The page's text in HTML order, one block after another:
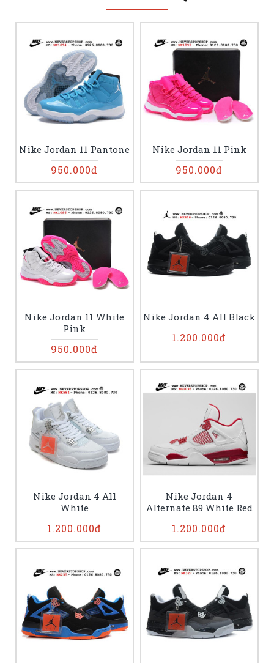
Nike Jordan 11 Pantone
950.000đ
Nike Jordan 11 Pink
950.000đ
Nike Jordan 11 White
Pink
950.000đ
Nike Jordan 4 All Black
1.200.000đ
Nike Jordan 4 All
White
1.200.000đ
Nike Jordan 4
Alternate 89 White Red
1.200.000đ